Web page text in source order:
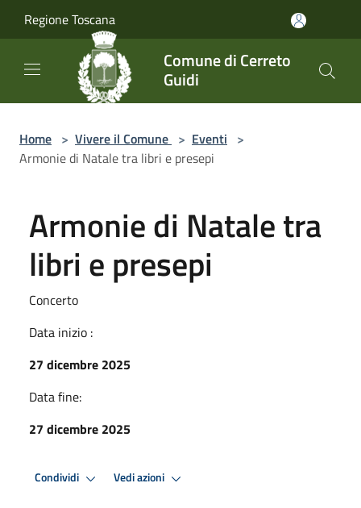
Regione Toscana
Comune di Cerreto
Guidi
Home > Vivere il Comune > Eventi >
Armonie di Natale tra libri e presepi
Armonie di Natale tra
libri e presepi
Concerto
Data inizio :
27 dicembre 2025
Data fine:
27 dicembre 2025
Condividi Vedi azioni